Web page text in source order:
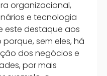
organizacional,
e tecnologia
este destaque aos
sem eles, há
dos negócios e
por mais